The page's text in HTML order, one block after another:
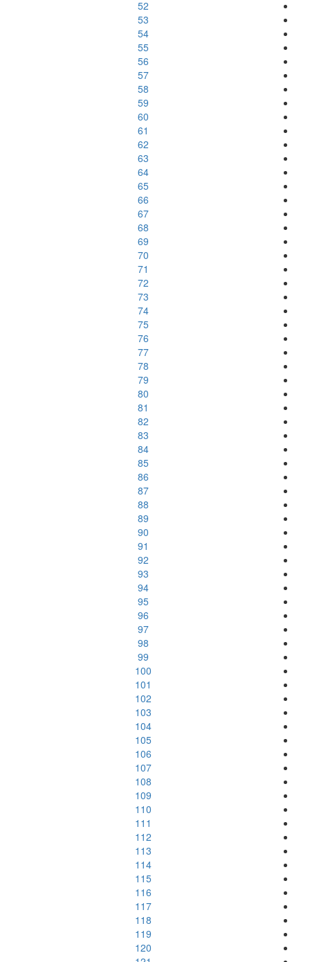
52
53
54
55
56
57
58
59
60
61
62
63
64
65
66
67
68
69
70
71
72
73
74
75
76
77
78
79
80
81
82
83
84
85
86
87
88
89
90
91
92
93
94
95
96
97
98
99
100
101
102
103
104
105
106
107
108
109
110
111
112
113
114
115
116
117
118
119
120